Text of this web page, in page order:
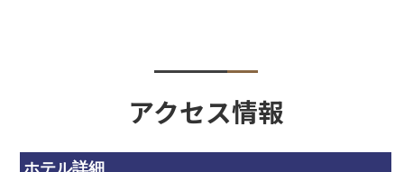
アクセス情報